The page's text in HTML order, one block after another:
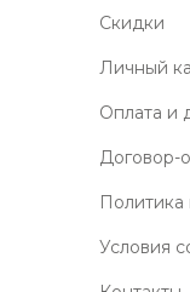
Скидки
Личный
Оплата и
Договор-
Условия